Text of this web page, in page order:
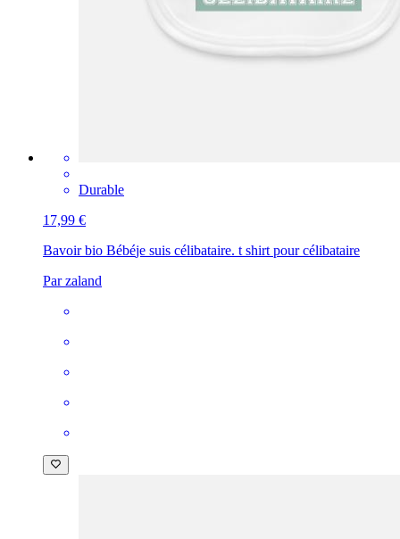
Durable
17,99 €
Bavoir bio Bébéje suis célibataire. t shirt pour célibataire
Par zaland